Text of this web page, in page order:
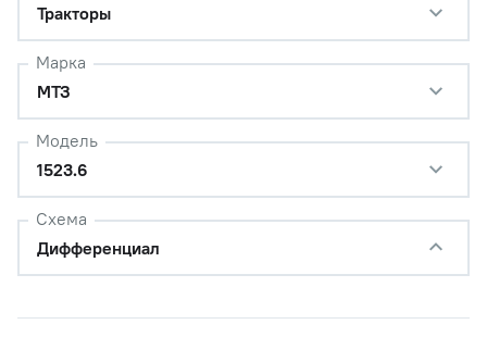
Тракторы
Марка
МТЗ
Модель
1523.6
Схема
Дифференциал